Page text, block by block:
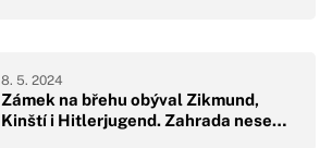
Zámek na břehu obýval Zikmund,
Kinští i Hitlerjugend. Zahrada nese…
8. 5. 2024